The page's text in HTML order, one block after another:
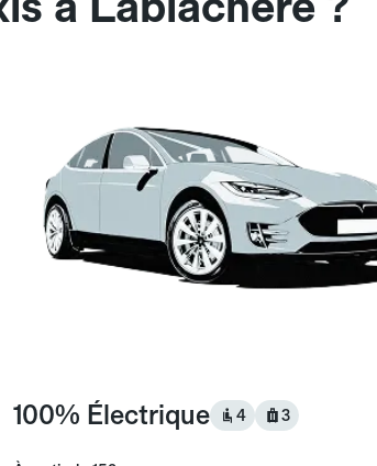
100% Électrique 4 3